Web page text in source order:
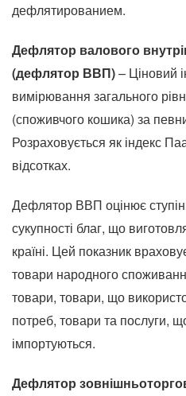
дефлятированием.
Дефлятор валового
(дефлятор ВВП)– Ціновий
вимірювання загального
(споживчого кошика) за
Розраховується як індекс
відсотках.
Дефлятор ВВП оцінює
сукупності благ, що
країні. Цей показник
товари народного
товари, товари, що
потреб, товари та послуги,
імпортуються.
Дефлятор